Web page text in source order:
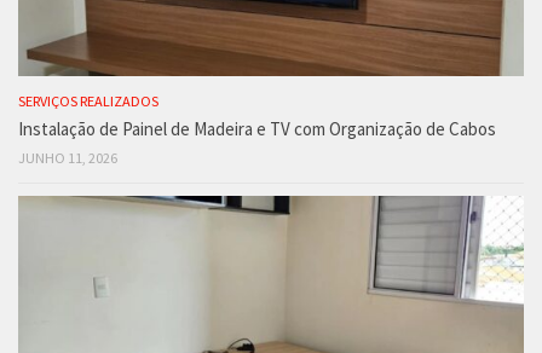
SERVIÇOS REALIZADOS
Instalação de Painel de Madeira e TV com Organização de Cabos
JUNHO 11, 2026